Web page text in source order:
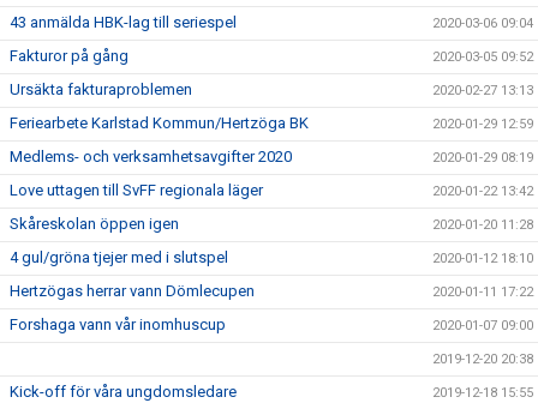
43 anmälda HBK-lag till seriespel 2020-03-06 09:04
Fakturor på gång 2020-03-05 09:52
Ursäkta fakturaproblemen 2020-02-27 13:13
Feriearbete Karlstad Kommun/Hertzöga BK 2020-01-29 12:59
Medlems- och verksamhetsavgifter 2020 2020-01-29 08:19
Love uttagen till SvFF regionala läger 2020-01-22 13:42
Skåreskolan öppen igen 2020-01-20 11:28
4 gul/gröna tjejer med i slutspel 2020-01-12 18:10
Hertzögas herrar vann Dömlecupen 2020-01-11 17:22
Forshaga vann vår inomhuscup 2020-01-07 09:00
2019-12-20 20:38
Kick-off för våra ungdomsledare 2019-12-18 15:55